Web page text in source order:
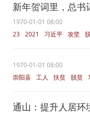
新年贺词里，总书
1970-01-01 08:00
23 2021 习近平 攻坚
1970-01-01 08:00
崇阳县 工人 扶贫 脱贫
通山：提升人居环